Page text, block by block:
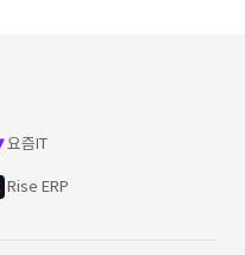
요즘IT
Rise ERP